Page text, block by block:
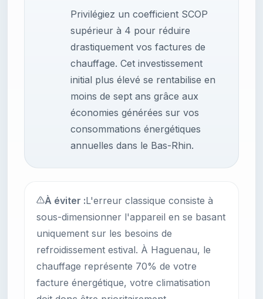
Privilégiez un coefficient SCOP
supérieur à 4 pour réduire
drastiquement vos factures de
chauffage. Cet investissement
initial plus élevé se rentabilise en
moins de sept ans grâce aux
économies générées sur vos
consommations énergétiques
annuelles dans le Bas-Rhin.
À éviter :L'erreur classique consiste à
sous-dimensionner l'appareil en se basant
uniquement sur les besoins de
refroidissement estival. À Haguenau, le
chauffage représente 70% de votre
facture énergétique, votre climatisation